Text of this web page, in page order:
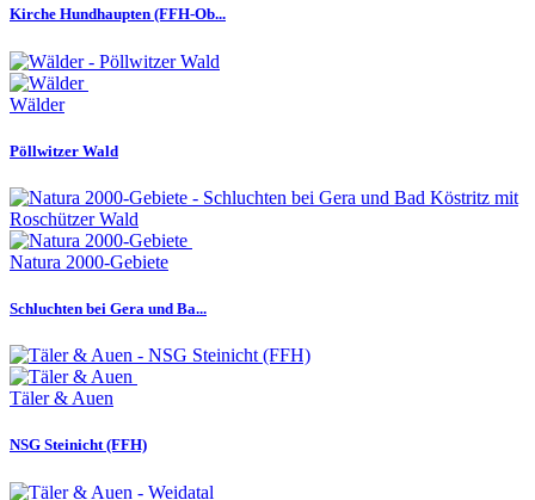
Kirche Hundhaupten (FFH-Ob...
Wälder
Pöllwitzer Wald
Natura 2000-Gebiete
Schluchten bei Gera und Ba...
Täler & Auen
NSG Steinicht (FFH)